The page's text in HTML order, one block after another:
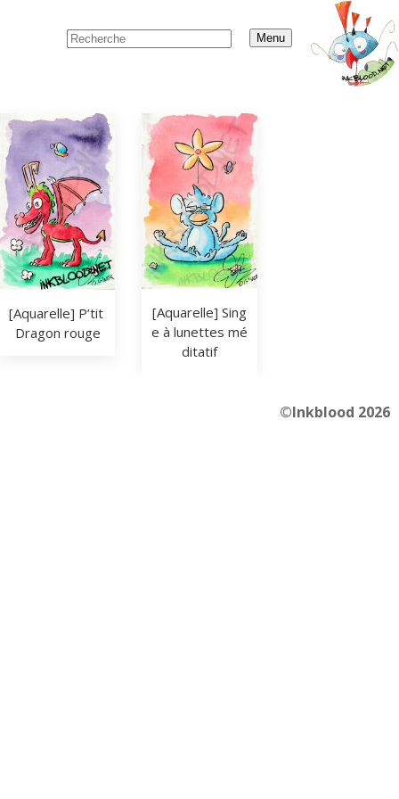
Menu
[Aquarelle] P’tit
Dragon rouge
[Aquarelle] Sing
e à lunettes mé
ditatif
©Inkblood 2026